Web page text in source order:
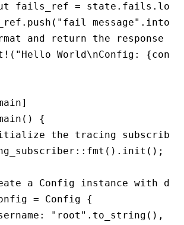
fails_ref = state . fails . lock
. push ( "fail message" . into
and return the response
( "Hello World\nConfig:
() {
the tracing
:: fmt () . init ();
a Config instance with
= Config {
: "root" . to_string (),